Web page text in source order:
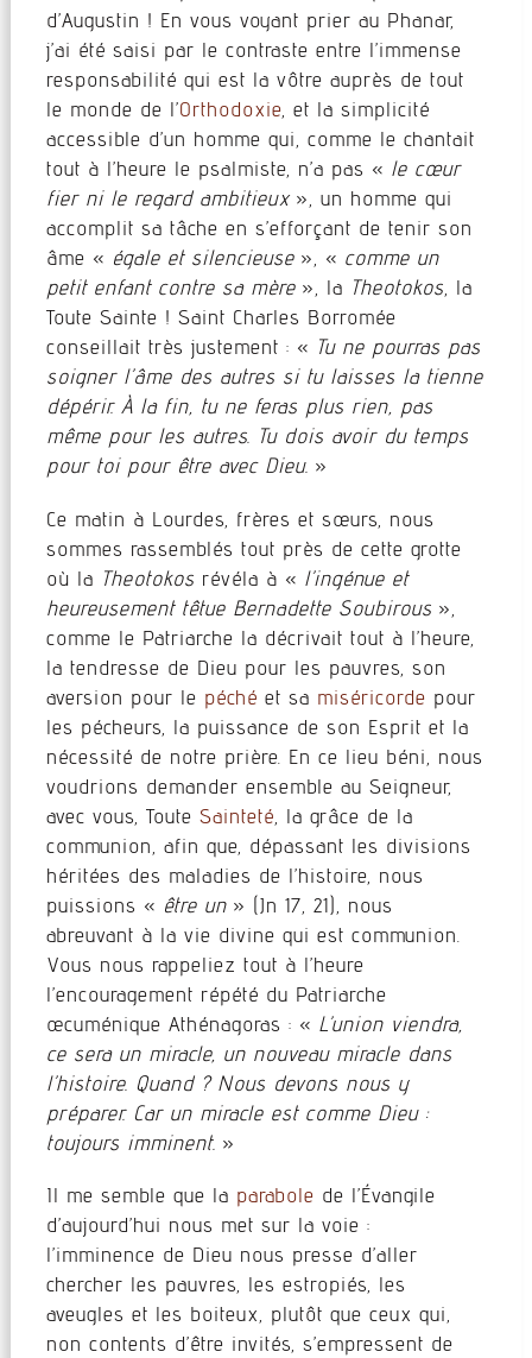
d’Augustin ! En vous voyant prier au Phanar,
j’ai été saisi par le contraste entre l’immense
responsabilité qui est la vôtre auprès de tout
le monde de l’Orthodoxie, et la simplicité
accessible d’un homme qui, comme le chantait
tout à l’heure le psalmiste, n’a pas « le cœur
fier ni le regard ambitieux», un homme qui
accomplit sa tâche en s’efforçant de tenir son
âme « égale et silencieuse», « comme un
petit enfant contre sa mère», la Theotokos , la
Toute Sainte ! Saint Charles Borromée
conseillait très justement : « Tu ne pourras pas
soigner l’âme des autres si tu laisses la tienne
dépérir. À la fin, tu ne feras plus rien, pas
même pour les autres. Tu dois avoir du temps
pour toi pour être avec Dieu. »
Ce matin à Lourdes, frères et sœurs, nous
sommes rassemblés tout près de cette grotte
où la Theotokos révéla à « l’ingénue et
heureusement têtue Bernadette Soubirous »,
comme le Patriarche la décrivait tout à l’heure,
la tendresse de Dieu pour les pauvres, son
aversion pour le péché et sa miséricorde pour
les pécheurs, la puissance de son Esprit et la
nécessité de notre prière. En ce lieu béni, nous
voudrions demander ensemble au Seigneur,
avec vous, Toute Sainteté , la grâce de la
communion, afin que, dépassant les divisions
héritées des maladies de l’histoire, nous
puissions « être un» (Jn 17, 21), nous
abreuvant à la vie divine qui est communion.
Vous nous rappeliez tout à l’heure
l’encouragement répété du Patriarche
œcuménique Athénagoras : « L’union viendra,
ce sera un miracle, un nouveau miracle dans
l’histoire. Quand ? Nous devons nous y
préparer. Car un miracle est comme Dieu :
toujours imminent. »
Il me semble que la parabole de l’Évangile
d’aujourd’hui nous met sur la voie :
l’imminence de Dieu nous presse d’aller
chercher les pauvres, les estropiés, les
aveugles et les boiteux, plutôt que ceux qui,
non contents d’être invités, s’empressent de